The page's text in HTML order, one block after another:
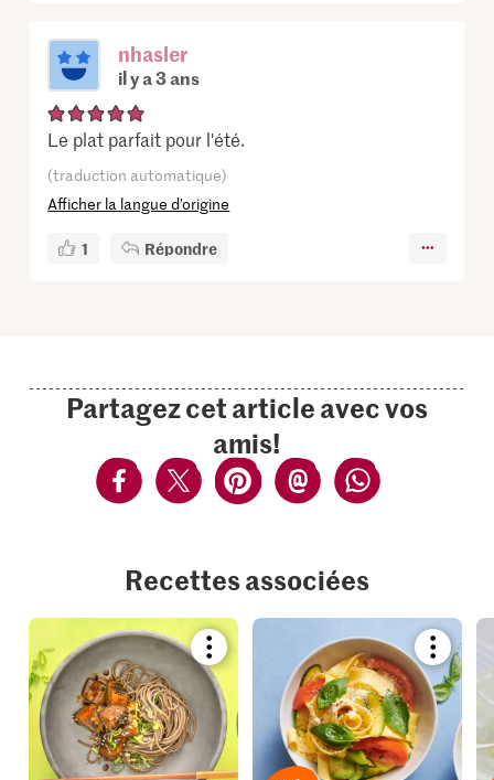
nhasler
il y a 3 ans
Le plat parfait pour l'été.
(traduction automatique)
Afficher la langue d’origine
1 Répondre
Partagez cet article avec vos
amis!
Recettes associées
Bookmark
recipe
or
add
to
your
collections.
recipe
or
add
it
to